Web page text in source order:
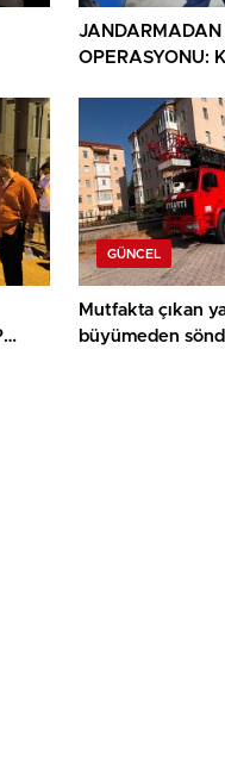
JANDARMADAN
OPERASYONU:
GÜNCEL
Mutfakta çıkan
büyümeden